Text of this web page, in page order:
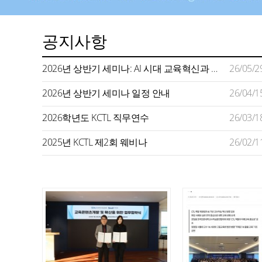
공지사항
2026년 상반기 세미나: AI 시대 교육혁신과 미래형 교수학습 지원
26/05/
2026년 상반기 세미나 일정 안내
26/04/
2026학년도 KCTL 직무연수
26/03/
2025년 KCTL 제2회 웨비나
26/02/